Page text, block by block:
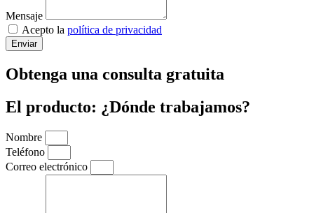
Mensaje
Acepto la política de privacidad
Enviar
Obtenga una consulta gratuita
El producto: ¿Dónde trabajamos?
Nombre
Teléfono
Correo electrónico